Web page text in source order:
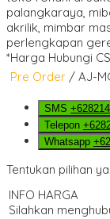
*Harga Hubungi CS
Pre Order / AJ-
SMS
Telepon
Whatsapp
Tentukan pilihan
INFO HARGA
Silahkan